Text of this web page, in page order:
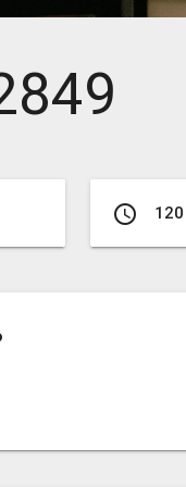
access_time 120